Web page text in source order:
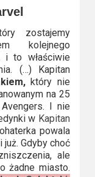
zostajemy
kolejnego
i to właściwie
(…) Kapitan
który nie
na 25
I nie
w Kapitan
powala
Gdyby choć
ale
żadne miasto.